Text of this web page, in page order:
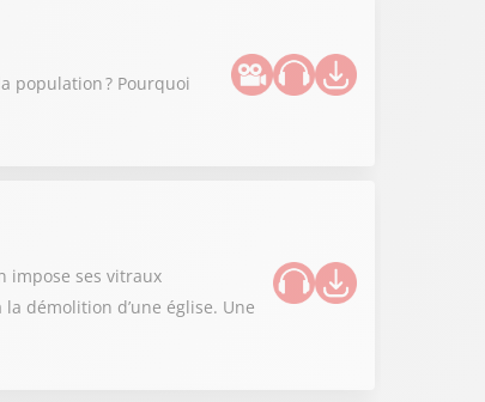
population ? Pourquoi
impose ses vitraux
démolition d’une église. Une